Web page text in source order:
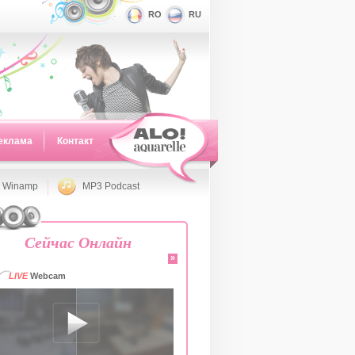
RO RU
Контакт
Winamp MP3 Podcast
Сейчас Онлайн
»
LIVEWebcam